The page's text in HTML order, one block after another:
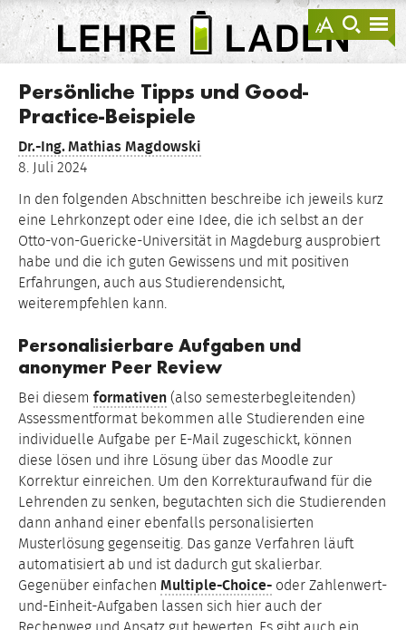
anzeigen
zur
Suche
LEHRE
LADEN
Persönliche Tipps und Good-
Practice-Beispiele
Dr.-Ing.Mathias Magdowski
8. Juli 2024
In den folgenden Abschnitten beschreibe ich jeweils kurz
eine Lehrkonzept oder eine Idee, die ich selbst an der
Otto-von-Guericke-Universität in Magdeburg ausprobiert
habe und die ich guten Gewissens und mit positiven
Erfahrungen, auch aus Studierendensicht,
weiterempfehlen kann.
Personalisierbare Aufgaben und
anonymer Peer Review
Bei diesem formativen (also semesterbegleitenden)
Assessmentformat bekommen alle Studierenden eine
individuelle Aufgabe per E-Mail zugeschickt, können
diese lösen und ihre Lösung über das Moodle zur
Korrektur einreichen. Um den Korrekturaufwand für die
Lehrenden zu senken, begutachten sich die Studierenden
dann anhand einer ebenfalls personalisierten
Musterlösung gegenseitig. Das ganze Verfahren läuft
automatisiert ab und ist dadurch gut skalierbar.
Gegenüber einfachen Multiple-Choice- oder Zahlenwert-
und-Einheit-Aufgaben lassen sich hier auch der